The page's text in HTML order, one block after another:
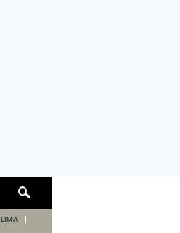
de
LIMA